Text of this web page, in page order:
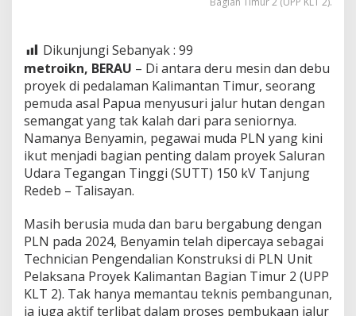
Dikunjungi Sebanyak : 99
metroikn, BERAU – Di antara deru mesin dan debu
proyek di pedalaman Kalimantan Timur, seorang
pemuda asal Papua menyusuri jalur hutan dengan
semangat yang tak kalah dari para seniornya.
Namanya Benyamin, pegawai muda PLN yang kini
ikut menjadi bagian penting dalam proyek Saluran
Udara Tegangan Tinggi (SUTT) 150 kV Tanjung
Redeb – Talisayan.
Masih berusia muda dan baru bergabung dengan
PLN pada 2024, Benyamin telah dipercaya sebagai
Technician Pengendalian Konstruksi di PLN Unit
Pelaksana Proyek Kalimantan Bagian Timur 2 (UPP
KLT 2). Tak hanya memantau teknis pembangunan,
ia juga aktif terlibat dalam proses pembukaan jalur